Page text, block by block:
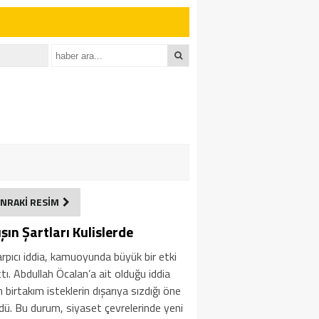
RESİM
Şartları Kulislerde
iddia, kamuoyunda büyük bir etki
Abdullah Öcalan’a ait olduğu iddia
birtakım isteklerin dışarıya sızdığı öne
Bu durum, siyaset çevrelerinde yeni